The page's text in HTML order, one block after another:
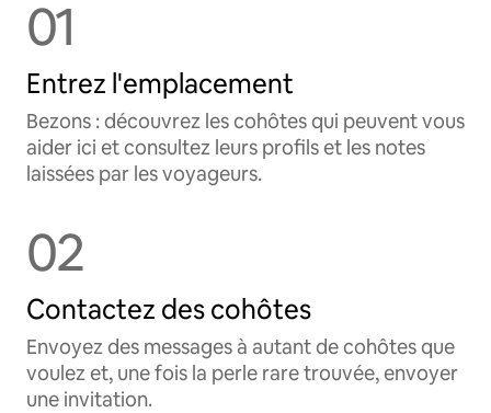
01
Entrez l'emplacement
Bezons : découvrez les cohôtes qui peuvent vous
aider ici et consultez leurs profils et les notes
laissées par les voyageurs.
02
Contactez des cohôtes
Envoyez des messages à autant de cohôtes que
voulez et, une fois la perle rare trouvée, envoyer
une invitation.